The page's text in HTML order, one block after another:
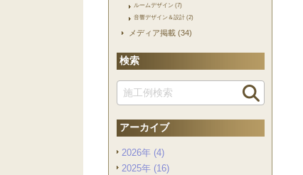
ルームデザイン (7)
音響デザイン＆設計 (2)
メディア掲載 (34)
検索
アーカイブ
2026年 (4)
2025年 (16)